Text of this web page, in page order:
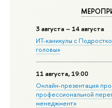
3 августа – 14 августа
ИТ-каникулы с
головы»
11 августа, 19:00
Онлайн-презентация
профессиональной
менеджмент»